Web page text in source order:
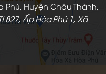
Phú, Huyện Châu Thành,
Ấp Hòa Phú 1, Xã